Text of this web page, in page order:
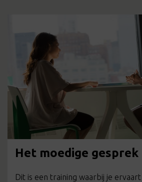
Het moedige gesprek
Dit is een training waarbij je